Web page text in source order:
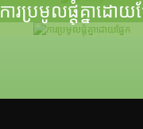
ការប្រមូលផ្ដុំគ្នាដោយផ្